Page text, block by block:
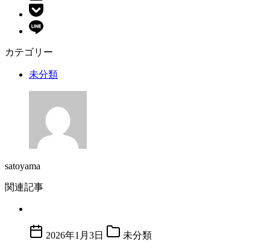
カテゴリー
未分類
satoyama
関連記事
2026年1月3日 未分類